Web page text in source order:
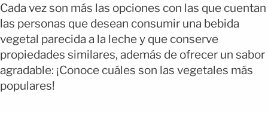
Cada vez son más las opciones con las que cuentan
las personas que desean consumir una bebida
vegetal parecida a la leche y que conserve
propiedades similares, además de ofrecer un sabor
agradable: ¡Conoce cuáles son las vegetales más
populares!